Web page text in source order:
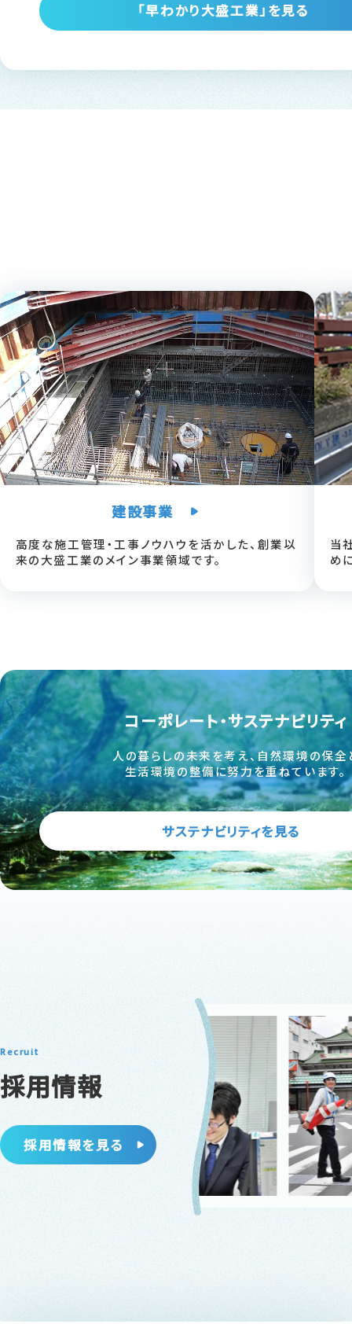
「早わかり大盛工業」を見る
38.4 歳 1967 年
建設事業
高度な施工管理・工事ノウハウを活かした、創業以
来の大盛工業のメイン事業領域です。
当
め
コーポレート・サステナビリティ
人の暮らしの未来を考え、自然環境の保全
生活環境の整備に努力を重ねています。
サステナビリティを見る
Recruit
採用情報
採用情報を見る